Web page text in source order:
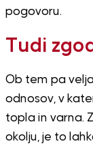
pogovoru.
Tudi
Ob tem pa
odnosov, v
topla in varna.
okolju, je to